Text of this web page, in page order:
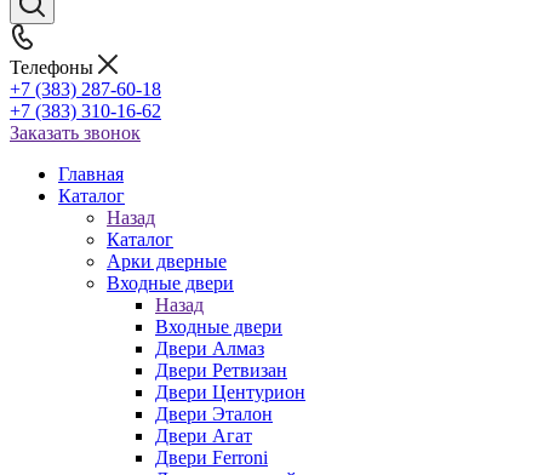
Телефоны
+7 (383) 287-60-18
+7 (383) 310-16-62
Заказать звонок
Главная
Каталог
Назад
Каталог
Арки дверные
Входные двери
Назад
Входные двери
Двери Алмаз
Двери Ретвизан
Двери Центурион
Двери Эталон
Двери Агат
Двери Ferroni